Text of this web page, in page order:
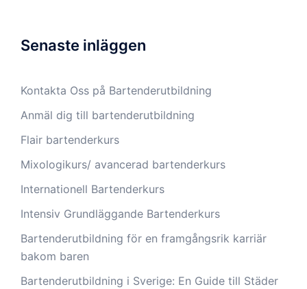
Senaste inläggen
Kontakta Oss på Bartenderutbildning
Anmäl dig till bartenderutbildning
Flair bartenderkurs
Mixologikurs/ avancerad bartenderkurs
Internationell Bartenderkurs​
Intensiv Grundläggande Bartenderkurs
Bartenderutbildning för en framgångsrik karriär
bakom baren
Bartenderutbildning i Sverige: En Guide till Städer